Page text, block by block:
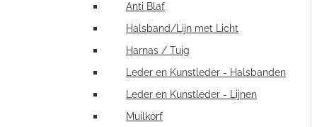
Anti Blaf
Halsband/Lijn met Licht
Harnas / Tuig
Leder en Kunstleder - Halsbanden
Leder en Kunstleder - Lijnen
Muilkorf